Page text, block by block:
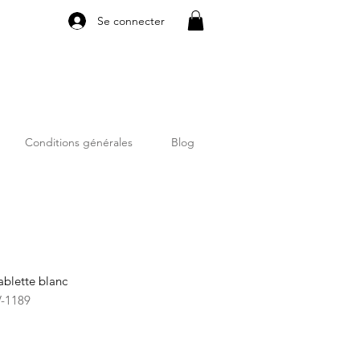
Se connecter
Conditions générales Blog
blanc
1189